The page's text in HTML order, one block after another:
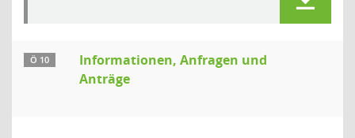
Ö 10
Informationen, Anfragen und
Anträge